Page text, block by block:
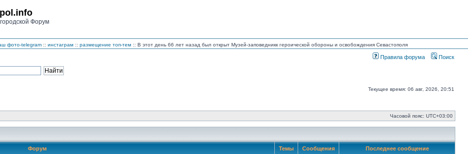
Форум
фото-telegram :: инстаграм :: размещение топ-тем :: В этот день 66 лет назад был открыт Музей-заповедникк героической обороны и освобождения Севастополя
Правила форума Поиск
Текущее время: 06 авг, 2026, 20:51
Часовой пояс: UTC+03:00
Форум Темы Сообщения Последнее сообщение